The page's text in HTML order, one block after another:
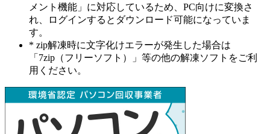
メント機能」に対応しているため、PC向けに変換さ
れ、ログインするとダウンロード可能になっていま
す。
* zip解凍時に文字化けエラーが発生した場合は
「7zip（フリーソフト）」等の他の解凍ソフトをご利
用ください。